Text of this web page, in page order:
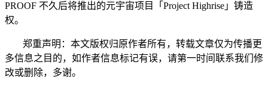
PROOF 不久后将推出的元宇宙项目「Project Highrise」铸造
权。
郑重声明：本文版权归原作者所有，转载文章仅为传播更
多信息之目的，如作者信息标记有误，请第一时间联系我们修
改或删除，多谢。